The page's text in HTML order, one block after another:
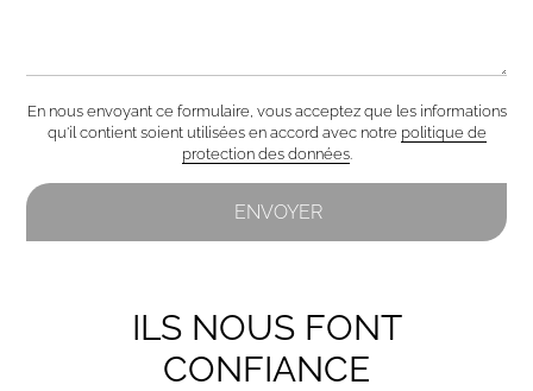
En nous envoyant ce formulaire, vous acceptez que les informations
qu'il contient soient utilisées en accord avec notre politique de
protection des données.
ILS NOUS FONT
CONFIANCE